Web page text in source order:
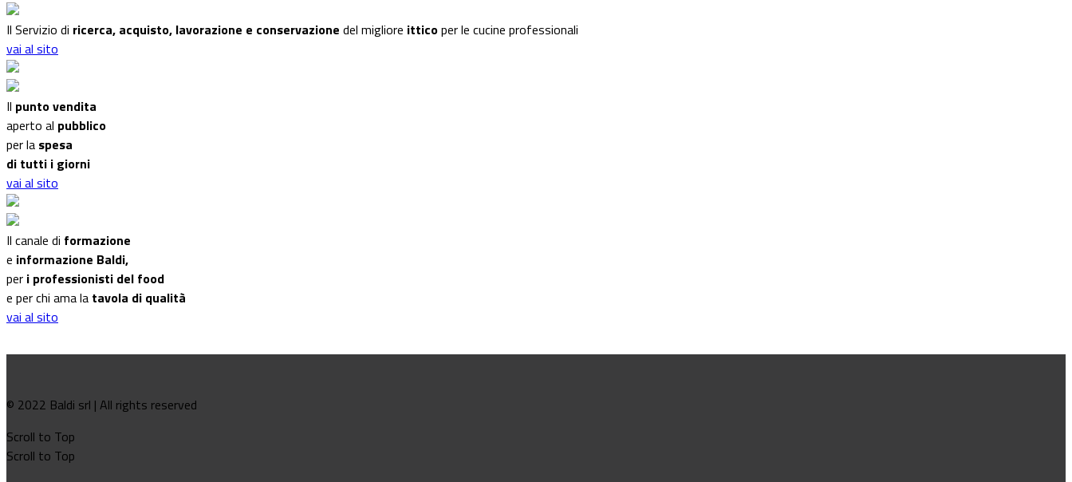
Il Servizio di ricerca, acquisto, lavorazione e conservazione del migliore itticoper le cucine professionali
vai al sito
Il punto vendita
aperto al pubblico
per la spesa
di tutti i giorni
vai al sito
Il canale di formazione
e informazione Baldi,
per i professionisti del food
e per chi ama la tavola di qualità
vai al sito
© 2022 Baldi srl | All rights reserved
Scroll to Top
Scroll to Top